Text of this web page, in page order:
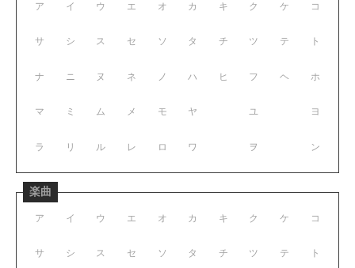
ア イ ウ エ オ
サ シ ス セ ソ
ナ ニ ヌ ネ ノ
マ ミ ム メ モ
ラ リ ル レ ロ
カ キ ク ケ コ
タ チ ツ テ ト
ハ ヒ フ ヘ ホ
ヤ ユ ヨ
ワ ヲ ン
楽曲
ア イ ウ エ オ
サ シ ス セ ソ
カ キ ク ケ コ
タ チ ツ テ ト